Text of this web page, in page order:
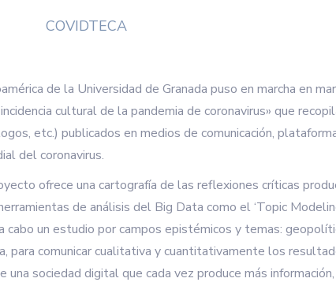
COVIDTECA
de la Universidad de Granada puso en marcha en
cultural de la pandemia de coronavirus» que
etc.) publicados en medios de comunicación,
del coronavirus.
ofrece una cartografía de las reflexiones críticas
de análisis del Big Data como el ‘Topic
un estudio por campos epistémicos y temas:
para comunicar cualitativa y cuantitativamente los
sociedad digital que cada vez produce más